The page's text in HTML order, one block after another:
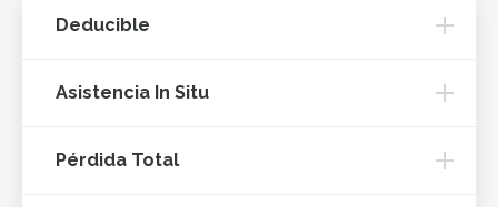
Deducible
Asistencia In Situ
Pérdida Total